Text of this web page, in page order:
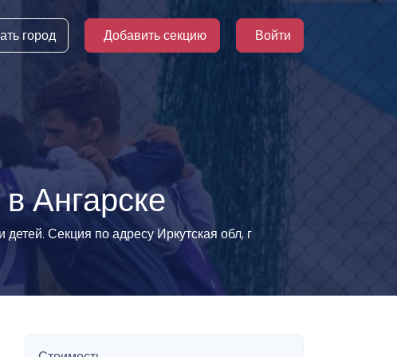
город Добавить секцию Войти
Ангарске
Секция по адресу Иркутская обл, г